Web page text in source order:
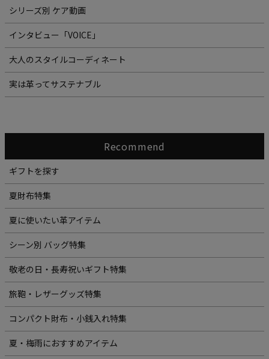
シリーズ別 ケア動画
インタビュー「VOICE」
大人のスタイルコーディネート
実は革ってサステナブル
Recommend
ギフトを探す
夏財布特集
夏に使いたい革アイテム
シーン別 バッグ特集
敬老の日・長寿祝いギフト特集
旅鞄・レザーグッズ特集
コンパクト財布・小銭入れ特集
夏・梅雨におすすめアイテム